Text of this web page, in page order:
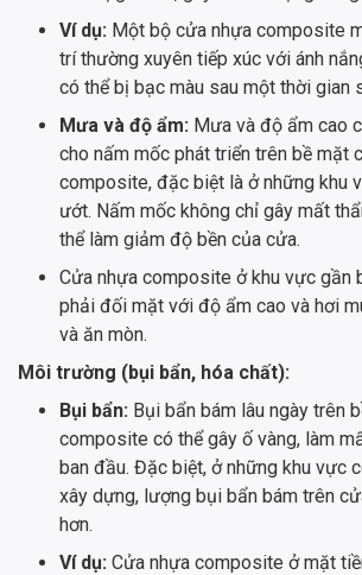
Ví dụ: Một bộ cửa nhựa composite
trí thường xuyên tiếp xúc với ánh
có thể bị bạc màu sau một thời gian
Mưa và độ ẩm: Mưa và độ ẩm cao
cho nấm mốc phát triển trên bề mặt
composite, đặc biệt là ở những khu
ướt. Nấm mốc không chỉ gây mất
thể làm giảm độ bền của cửa.
Cửa nhựa composite ở khu vực gần
phải đối mặt với độ ẩm cao và hơi
và ăn mòn.
Môi trường (bụi bẩn, hóa chất):
Bụi bẩn: Bụi bẩn bám lâu ngày trên
composite có thể gây ố vàng, làm
ban đầu. Đặc biệt, ở những khu vực
xây dựng, lượng bụi bẩn bám trên
hơn.
Ví dụ: Cửa nhựa composite ở mặt